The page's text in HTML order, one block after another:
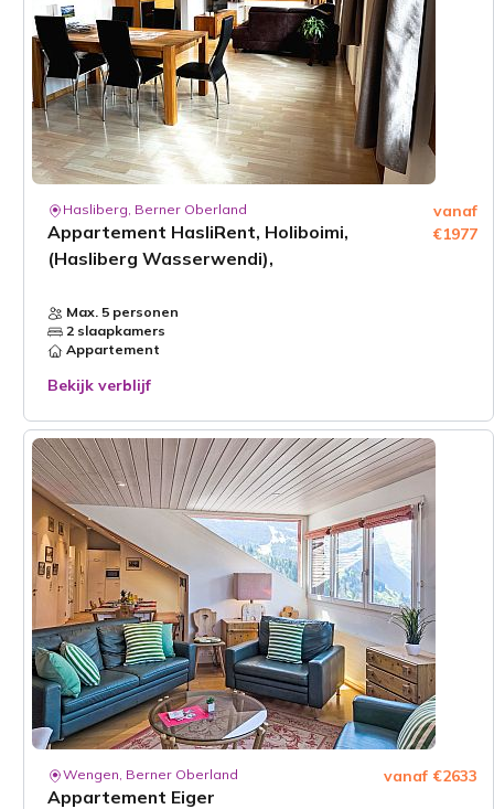
Hasliberg, Berner Oberland
Appartement HasliRent, Holiboimi,
(Hasliberg Wasserwendi),
vanaf
€1977
Max. 5 personen
2 slaapkamers
Appartement
Bekijk verblijf
Wengen, Berner Oberland
Appartement Eiger
vanaf €2633